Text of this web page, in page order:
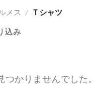
メス / Ｔシャツ
込み
かりませんでした。